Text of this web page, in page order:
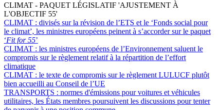
CLIMAT - PAQUET LÉGISLATIF 'AJUSTEMENT À
L'OBJECTIF 55'
CLIMAT : divisés sur la révision de l’ETS et le ‘Fonds social pour
le climat’, les ministres européens peinent à s’accorder sur le paquet
‘Fit for 55’
CLIMAT : les ministres européens de l’Environnement saluent le
compromis sur le règlement relatif à la répartition de l’effort
climatique
CLIMAT : le texte de compromis sur le règlement LULUCF plutôt
bien accueilli au Conseil de l’UE
TRANSPORTS : normes d'émissions pour voitures et véhicules
utilitaires, les États membres poursuivent les discussions pour tenter